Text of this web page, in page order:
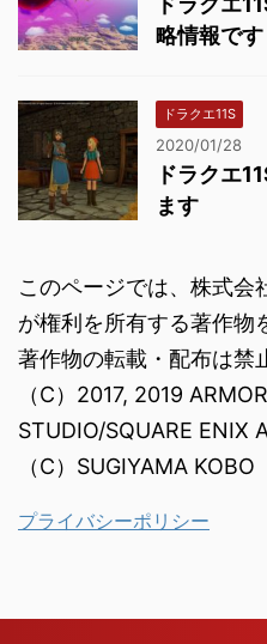
略情報です
ドラクエ11S
2020/01/28
ドラクエ
ます
このページでは、株式会
が権利を所有する著作物
著作物の転載・配布は禁
（C）2017, 2019
STUDIO/SQUARE ENIX
（C）SUGIYAMA KOBO
プライバシーポリシー